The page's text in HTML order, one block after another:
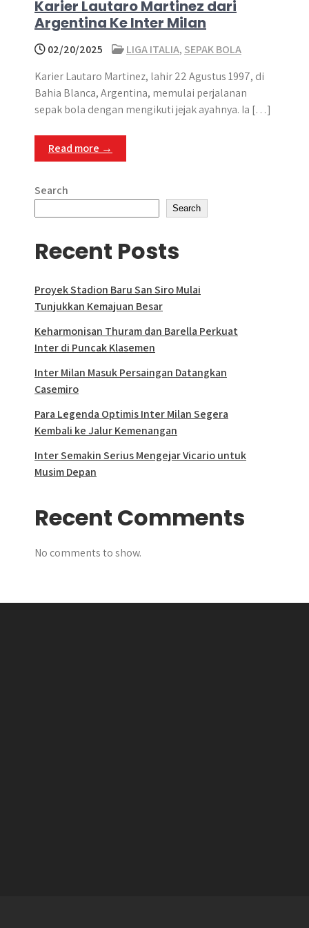
Karier Lautaro Martinez dari
Argentina Ke Inter Milan
02/20/2025 LIGA ITALIA, SEPAK BOLA
Karier Lautaro Martinez, lahir 22 Agustus 1997, di
Bahia Blanca, Argentina, memulai perjalanan
sepak bola dengan mengikuti jejak ayahnya. Ia […]
Read more →
Search
Search
Recent Posts
Proyek Stadion Baru San Siro Mulai
Tunjukkan Kemajuan Besar
Keharmonisan Thuram dan Barella Perkuat
Inter di Puncak Klasemen
Inter Milan Masuk Persaingan Datangkan
Casemiro
Para Legenda Optimis Inter Milan Segera
Kembali ke Jalur Kemenangan
Inter Semakin Serius Mengejar Vicario untuk
Musim Depan
Recent Comments
No comments to show.